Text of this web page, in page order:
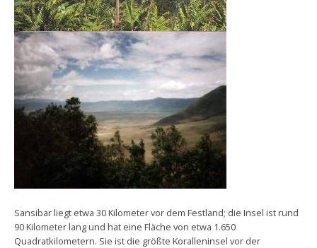
Sansibar liegt etwa 30 Kilometer vor dem Festland; die Insel ist rund
90 Kilometer lang und hat eine Fläche von etwa 1.650
Quadratkilometern. Sie ist die größte Koralleninsel vor der